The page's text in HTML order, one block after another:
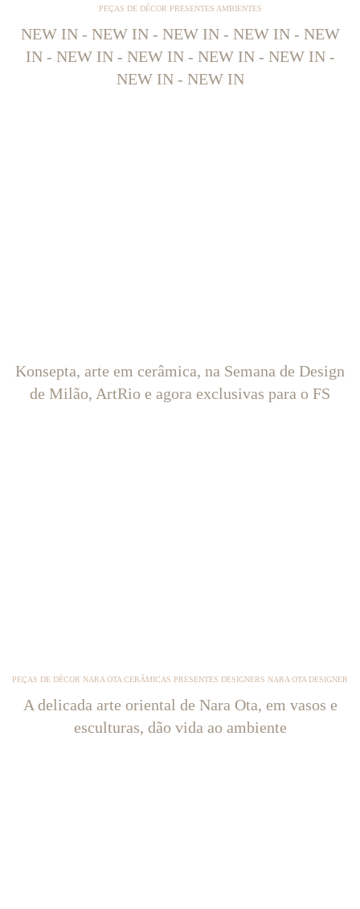
PEÇAS DE DÉCOR PRESENTES AMBIENTES
NEW IN - NEW IN - NEW IN - NEW IN - NEW
IN - NEW IN - NEW IN - NEW IN - NEW IN -
NEW IN - NEW IN
Konsepta, arte em cerâmica, na Semana de Design
de Milão, ArtRio e agora exclusivas para o FS
PEÇAS DE DÉCOR NARA OTA CERÂMICAS PRESENTES DESIGNERS NARA OTA DESIGNER
A delicada arte oriental de Nara Ota, em vasos e
esculturas, dão vida ao ambiente